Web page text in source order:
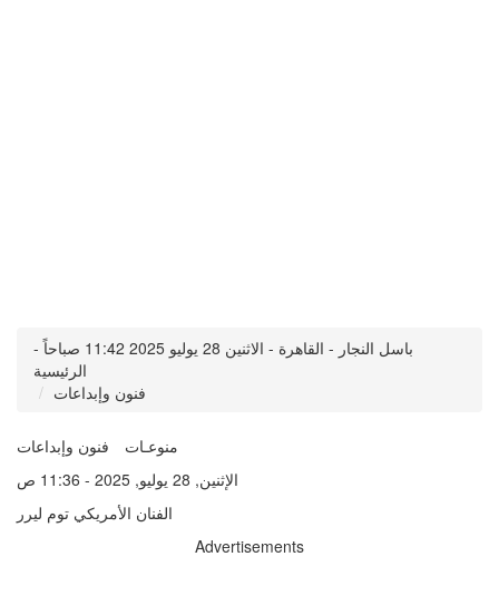
باسل النجار - القاهرة - الاثنين 28 يوليو 2025 11:42 صباحاً -
الرئيسية
فنون وإبداعات
فنون وإبداعات
منوعـات
الإثنين, 28 يوليو, 2025 - 11:36 ص
الفنان الأمريكي توم ليرر
Advertisements